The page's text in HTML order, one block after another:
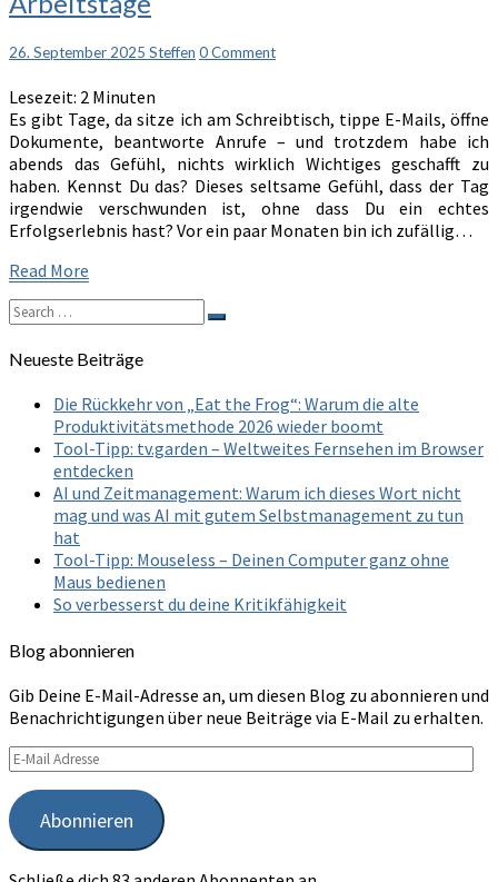
Methode
–
mein
kleiner
Rettungsanker
für
chaotische
Arbeitstage
26. September 2025 Steffen Comments
0 Comment
Lesezeit: 2 Minuten
Es gibt Tage, da sitze ich am Schreibtisch, tippe E-Mails, öffne
Dokumente, beantworte Anrufe – und trotzdem habe ich
abends das Gefühl, nichts wirklich Wichtiges geschafft zu
haben. Kennst Du das? Dieses seltsame Gefühl, dass der Tag
irgendwie verschwunden ist, ohne dass Du ein echtes
Erfolgserlebnis hast? Vor ein paar Monaten bin ich zufällig…
Read More
Search
for:
Search
Neueste Beiträge
Die Rückkehr von „Eat the Frog“: Warum die alte
Produktivitätsmethode 2026 wieder boomt
Tool-Tipp: tv.garden – Weltweites Fernsehen im Browser
entdecken
AI und Zeitmanagement: Warum ich dieses Wort nicht
mag und was AI mit gutem Selbstmanagement zu tun
hat
Tool-Tipp: Mouseless – Deinen Computer ganz ohne
Maus bedienen
So verbesserst du deine Kritikfähigkeit
Blog abonnieren
Gib Deine E-Mail-Adresse an, um diesen Blog zu abonnieren und
Benachrichtigungen über neue Beiträge via E-Mail zu erhalten.
E-
Mail
Adresse
Abonnieren